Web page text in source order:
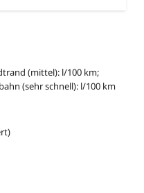
(mittel): l/100 km;
(sehr schnell): l/100 km